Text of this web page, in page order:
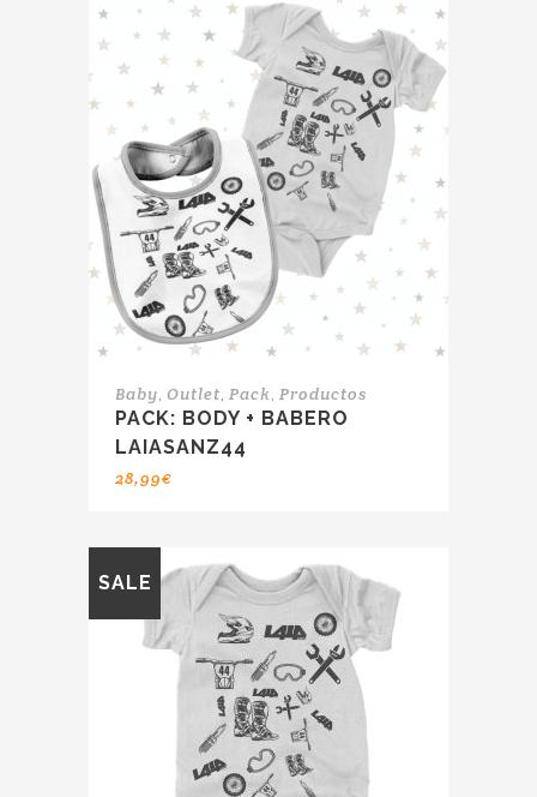
Baby, Outlet, Pack, Productos
PACK: BODY + BABERO
LAIASANZ44
28,99€
SALE